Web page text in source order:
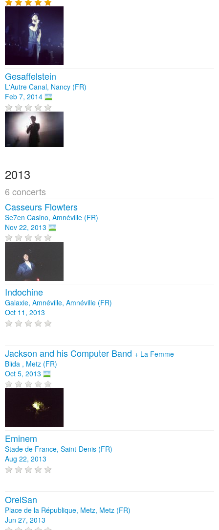
Gesaffelstein
L'Autre Canal, Nancy (FR)
Feb 7, 2014
2013
6 concerts
Casseurs Flowters
Se7en Casino, Amnéville (FR)
Nov 22, 2013
Indochine
Galaxie, Amnéville, Amnéville (FR)
Oct 11, 2013
Jackson and his Computer Band + La Femme
Blida , Metz (FR)
Oct 5, 2013
Eminem
Stade de France, Saint-Denis (FR)
Aug 22, 2013
OrelSan
Place de la République, Metz, Metz (FR)
Jun 27, 2013